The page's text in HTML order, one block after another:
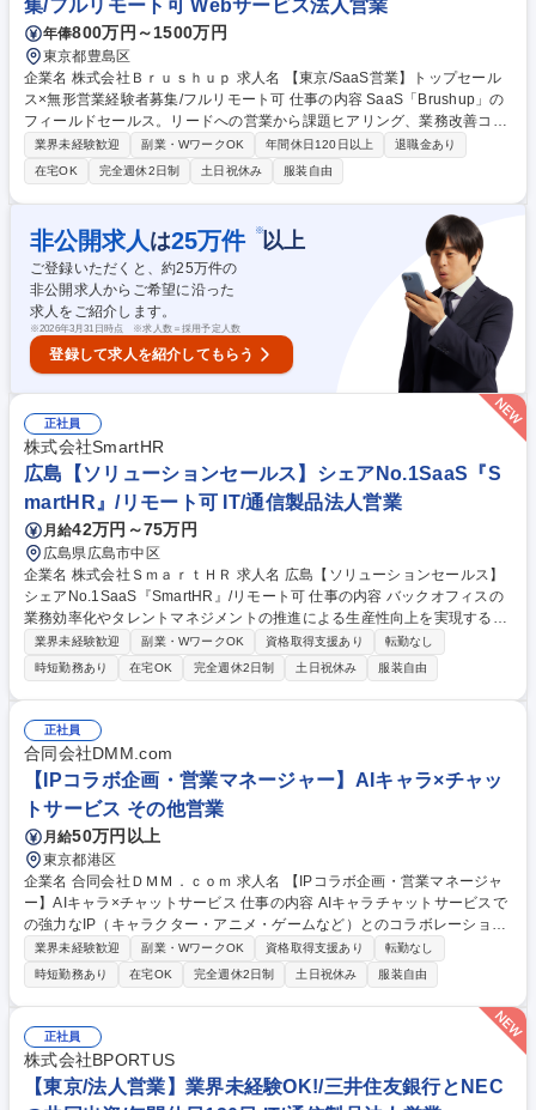
集/フルリモート可 Webサービス法人営業
年俸800万円～1500万円
東京都豊島区
企業名 株式会社Ｂｒｕｓｈｕｐ 求人名 【東京/SaaS営業】トップセール
ス×無形営業経験者募集/フルリモート可 仕事の内容 SaaS「Brushup」の
フィールドセールス。リードへの営業から課題ヒアリング、業務改善コン
サル、導入支援まで一気通貫で担当。ルール構築からPDCAを回し、組織
成長を牽引していただきます。 ■インサイドセールスからの供給・自己創
出リードへの商談 ■潜在的な非効率やリスクを顕在化させるソリューショ
ン提案 ■Brushupの導入・運用支援およびオフラインマーケティング 【魅
力】大手企業向けなど複雑な案件を通じ、営業としての市場価値を最大化
可能。 【業務内容の変更範囲】当社の指定する業務 募集職種 【東京/Saa
S営業】トップセールス×無形営業経験者募集/フルリモート可
業界未経験歓迎 副業・WワークOK 年間休日120日以上
退職金あり
在宅OK
完全週休2日制 土日祝休み 服装自由
非公開求人 は25万件 ※以上
ご登録いただくと、約25万件の
非公開求人からご希望に沿った
求人をご紹介します。
※2026年3月31日時点 ※求人数＝採用予定人数
登録して求人を紹介してもらう
正社員
株式会社SmartHR
広島【ソリューションセールス】シェアNo.1SaaS『S
martHR』/リモート可 IT/通信製品法人営業
月給42万円～75万円
広島県広島市中区
企業名 株式会社ＳｍａｒｔＨＲ 求人名 広島【ソリューションセールス】
シェアNo.1SaaS『SmartHR』/リモート可 仕事の内容 バックオフィスの
業務効率化やタレントマネジメントの推進による生産性向上を実現するS
martHRにて、初回商談～導入までのセールス業務を担当いただきます。
【業務内容】 ■インサイドセールスが初回商談まで獲得した見込み顧客へ
の提案および受注導入までのクロージング ■顧客の経営課題に紐づく人事
労務課題のヒアリングと解決策提示 ■SmartHRが提供している他サービス
（マルチプロダクト）を活用した業務効率化およびデータ活用提案 ■企業
の成長規模に応じた戦略立案と実行、PDCAによる改善 募集職種 広島
【ソリューションセールス】シェアNo.1SaaS『SmartHR』/リモート可
業界未経験歓迎 副業・WワークOK 資格取得支援あり
転勤なし
時短勤務あり
在宅OK 完全週休2日制 土日祝休み 服装自由
正社員
合同会社DMM.com
【IPコラボ企画・営業マネージャー】AIキャラ×チャッ
トサービス その他営業
月給50万円以上
東京都港区
企業名 合同会社ＤＭＭ．ｃｏｍ 求人名 【IPコラボ企画・営業マネージャ
ー】AIキャラ×チャットサービス 仕事の内容 AIキャラチャットサービスで
の強力なIP（キャラクター・アニメ・ゲームなど）とのコラボレーション
を推進し、ユーザーの獲得と継続利用（リテンション）を最大化させるた
めIPコラボ企画・営業担当を新規募集！ 【具体的には】・AIキャラチャッ
トサービスのIPコラボ企画・実行・ライセンス営業先の開拓、商談・状況
分析と分析をもとにした営業先の選定 ・企画内容の調整、監修、諸条件交
渉、契約・プロジェクトの進行管理 ・ライセンサー（許諾元）との関係構
築・営業活動・IP監修、企画提案などにおける書類作成一式・企画分析・
レポートの作成・その他、ビジネスにおけるクロージング 募集職種 【IP
コラボ企画・営業マネージャー】AIキャラ×チャットサービス
業界未経験歓迎 副業・WワークOK 資格取得支援あり
転勤なし
時短勤務あり
在宅OK 完全週休2日制 土日祝休み 服装自由
正社員
株式会社BPORTUS
【東京/法人営業】業界未経験OK!/三井住友銀行とNEC